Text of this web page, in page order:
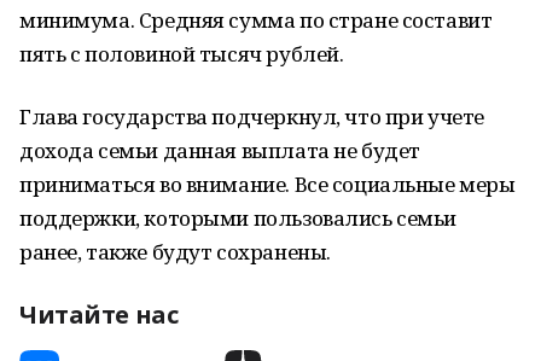
минимума. Средняя сумма по стране составит
пять с половиной тысяч рублей.
Глава государства подчеркнул, что при учете
дохода семьи данная выплата не будет
приниматься во внимание. Все социальные меры
поддержки, которыми пользовались семьи
ранее, также будут сохранены.
Читайте нас